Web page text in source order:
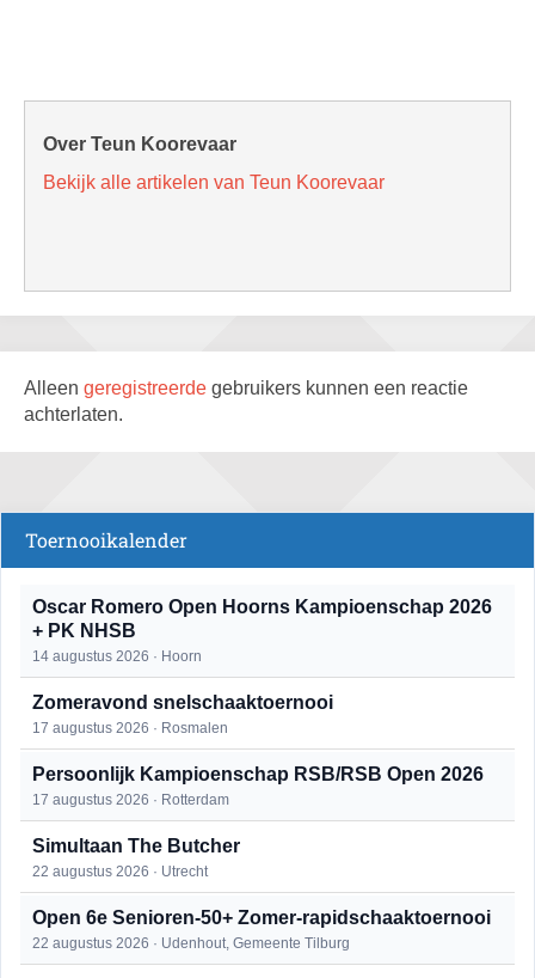
Over Teun Koorevaar
Bekijk alle artikelen van Teun Koorevaar
Alleen geregistreerde gebruikers kunnen een reactie
achterlaten.
Toernooikalender
Oscar Romero Open Hoorns Kampioenschap 2026
+ PK NHSB
14 augustus 2026 · Hoorn
Zomeravond snelschaaktoernooi
17 augustus 2026 · Rosmalen
Persoonlijk Kampioenschap RSB/RSB Open 2026
17 augustus 2026 · Rotterdam
Simultaan The Butcher
22 augustus 2026 · Utrecht
Open 6e Senioren-50+ Zomer-rapidschaaktoernooi
22 augustus 2026 · Udenhout, Gemeente Tilburg